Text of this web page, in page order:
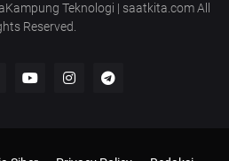
Teknologi | saatkita.com All
Reserved.